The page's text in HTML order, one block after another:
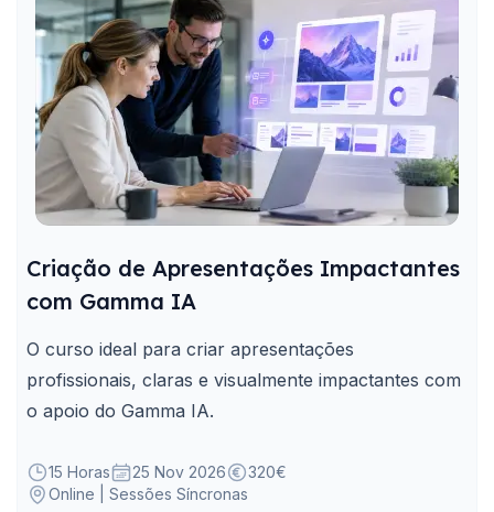
Criação de Apresentações Impactantes
com Gamma IA
O curso ideal para criar apresentações
profissionais, claras e visualmente impactantes com
o apoio do Gamma IA.
15 Horas 25 Nov 2026
320€
Online | Sessões Síncronas